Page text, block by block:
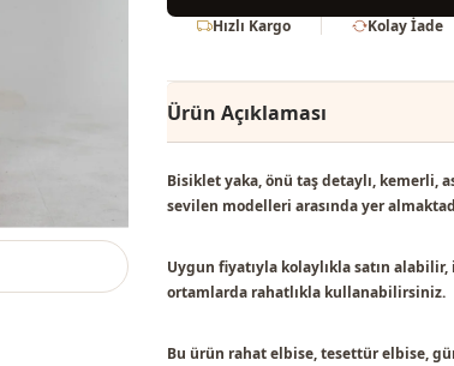
Hızlı Kargo Kolay İade
Ürün Açıklaması
Bisiklet yaka, önü taş detaylı, kemerli,
sevilen modelleri arasında yer
Uygun fiyatıyla kolaylıkla satın
ortamlarda rahatlıkla kullanabilirsiniz.
Bu ürün rahat elbise, tesettür elbise,